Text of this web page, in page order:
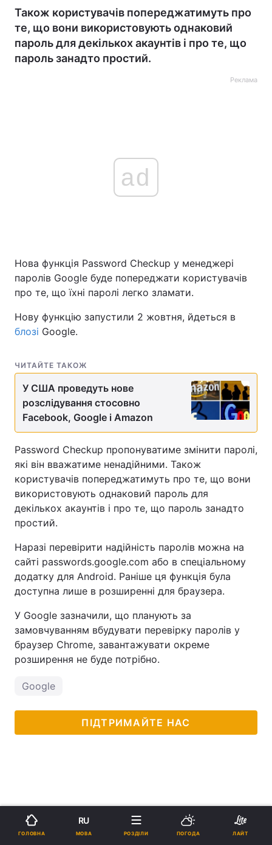
Також користувачів попереджатимуть про
те, що вони використовують однаковий
пароль для декількох акаунтів і про те, що
пароль занадто простий.
Реклама
ad
Нова функція Password Checkup у менеджері
паролів Google буде попереджати користувачів
про те, що їхні паролі легко зламати.
Нову функцію запустили 2 жовтня, йдеться в
блозі Google.
ЧИТАЙТЕ ТАКОЖ
У США проведуть нове
розслідування стосовно
Facebook, Google і Amazon
Password Checkup пропонуватиме змінити паролі,
які він вважатиме ненадійними. Також
користувачів попереджатимуть про те, що вони
використовують однаковий пароль для
декількох акаунтів і про те, що пароль занадто
простий.
Наразі перевірити надійність паролів можна на
сайті passwords.google.com або в спеціальному
додатку для Android. Раніше ця функція була
доступна лише в розширенні для браузера.
У Google зазначили, що планують за
замовчуванням вбудувати перевірку паролів у
браузер Chrome, завантажувати окреме
розширення не буде потрібно.
Google
ПІДТРИМАЙТЕ НАС
ГОЛОВНА
RU
МОВА РОЗДІЛИ ПОГОДА ЛАЙТ